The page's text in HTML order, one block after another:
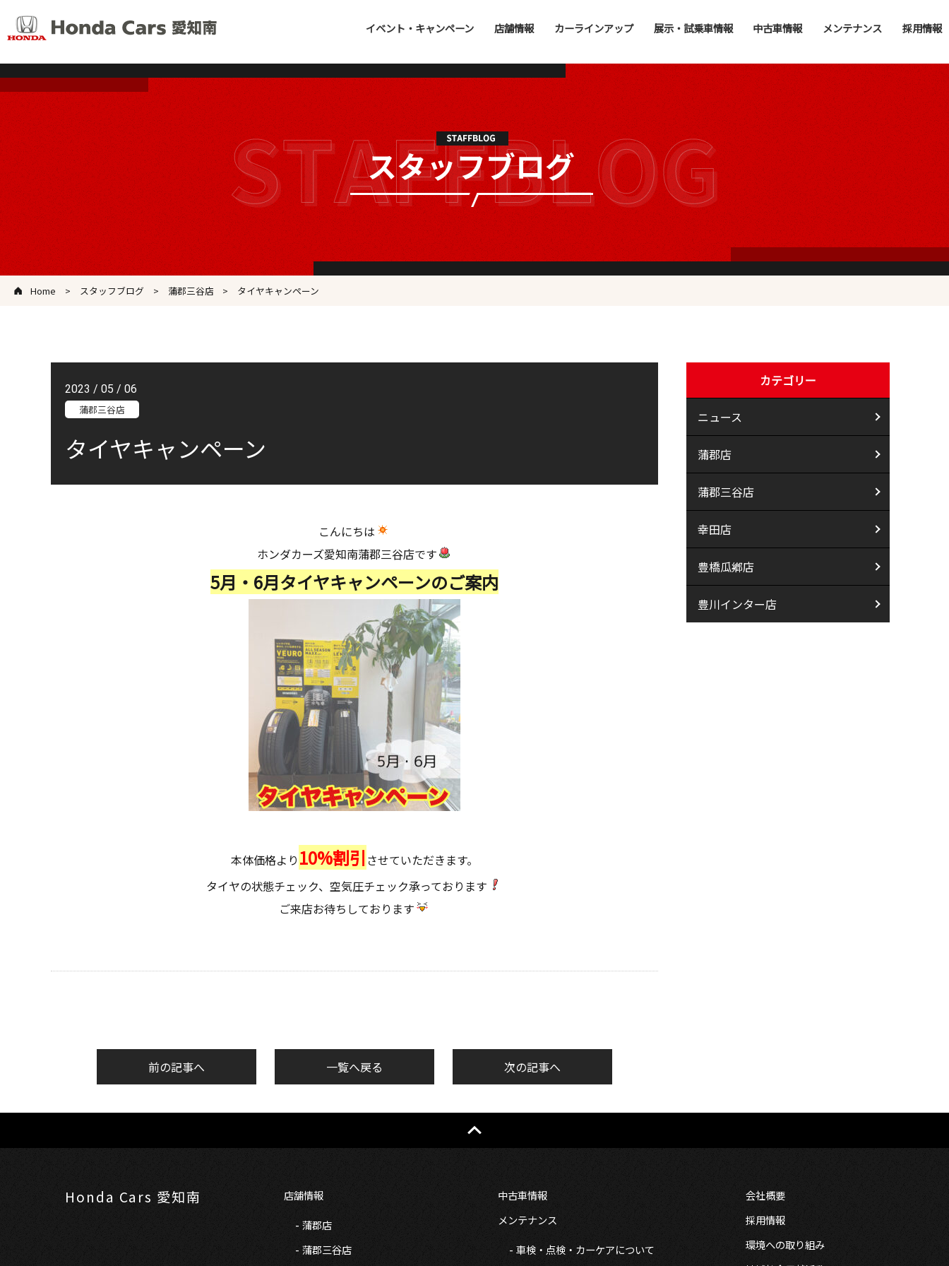
イベント・キャンペーン 店舗情報 カーラインアップ 展示・試乗車情報 中古車情報 メンテナンス 採用情報
Home スタッフブログ 蒲郡三谷店 タイヤキャンペーン
2023 / 05 / 06
蒲郡三谷店
タイヤキャンペーン
こんにちは
ホンダカーズ愛知南蒲郡三谷店です
5月・6月タイヤキャンペーンのご案内
本体価格より 10%割引 させていただきます。
タイヤの状態チェック、空気圧チェック承っております
ご来店お待ちしております
前の記事へ 一覧へ戻る 次の記事へ
カテゴリー
ニュース
蒲郡店
蒲郡三谷店
幸田店
豊橋瓜鄕店
豊川インター店
Honda Cars 愛知南
店舗情報
蒲郡店
蒲郡三谷店
中古車情報
メンテナンス
車検・点検・カーケアについて
会社概要
採用情報
環境への取り組み